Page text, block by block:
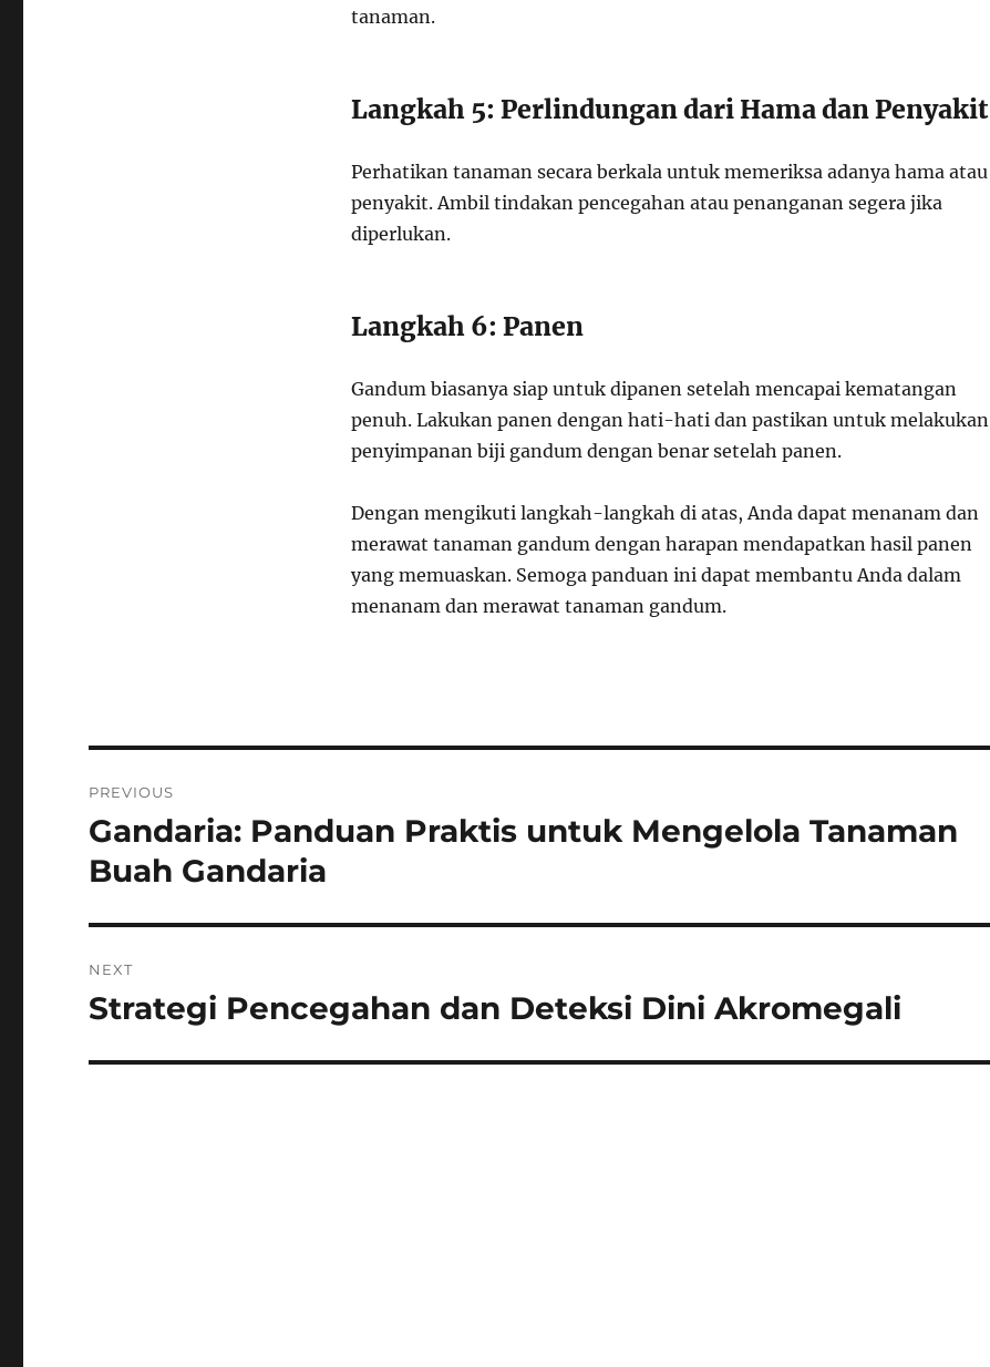
tanaman.
Langkah 5: Perlindungan dari Hama dan Penyakit
Perhatikan tanaman secara berkala untuk memeriksa adanya hama atau
penyakit. Ambil tindakan pencegahan atau penanganan segera jika
diperlukan.
Langkah 6: Panen
Gandum biasanya siap untuk dipanen setelah mencapai kematangan
penuh. Lakukan panen dengan hati-hati dan pastikan untuk melakukan
penyimpanan biji gandum dengan benar setelah panen.
Dengan mengikuti langkah-langkah di atas, Anda dapat menanam dan
merawat tanaman gandum dengan harapan mendapatkan hasil panen
yang memuaskan. Semoga panduan ini dapat membantu Anda dalam
menanam dan merawat tanaman gandum.
pos
PREVIOUS
Previous
post:
Gandaria: Panduan Praktis untuk Mengelola Tanaman
Buah Gandaria
NEXT
Next
Strategi Pencegahan dan Deteksi Dini Akromegali